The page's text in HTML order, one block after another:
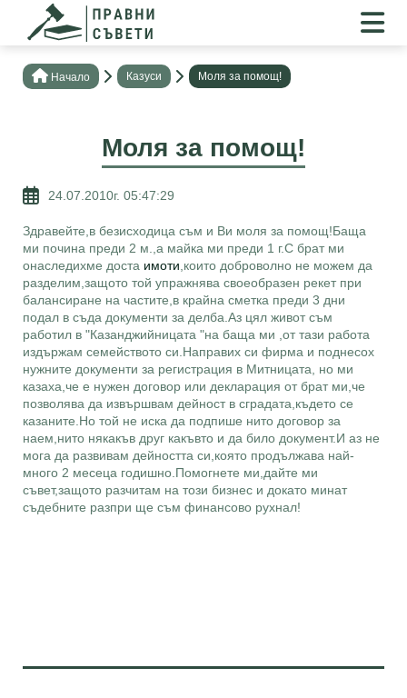
Нaчало Казуси Моля за помощ!
Моля за помощ!
24.07.2010г. 05:47:29
Здравейте,в безисходица съм и Ви моля за помощ!Баща
ми почина преди 2 м.,а майка ми преди 1 г.С брат ми
онаследихме доста имоти ,които доброволно не можем да
разделим,защото той упражнява своеобразен рекет при
балансиране на частите,в крайна сметка преди 3 дни
подал в съда документи за делба.Аз цял живот съм
работил в "Казанджийницата "на баща ми ,от тази работа
издържам семейството си.Направих си фирма и поднесох
нужните документи за регистрация в Митницата, но ми
казаха,че е нужен договор или декларация от брат ми,че
позволява да извършвам дейност в сградата,където се
казаните.Но той не иска да подпише нито договор за
наем,нито някакъв друг какъвто и да било документ.И аз не
мога да развивам дейността си,която продължава най-
много 2 месеца годишно.Помогнете ми,дайте ми
съвет,защото разчитам на този бизнес и докато минат
съдебните разпри ще съм финансово рухнал!